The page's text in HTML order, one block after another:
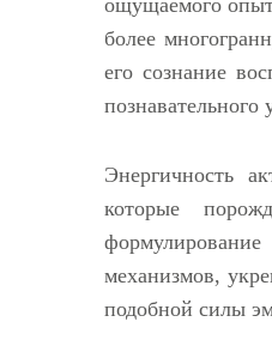
ощущаемого
более
его сознание
познавательного
Энергичность
которые
механизмов,
подобной силы